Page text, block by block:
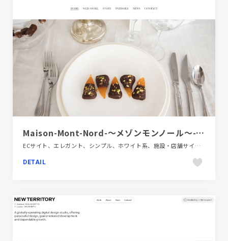
Maison-Mont-Nord-〜メゾンモンノール〜-おしゃれでモードなチョコレート
ECサイト、エレガント、シンプル、ホワイト系、施設・店舗サイト、飲料・食品
DETAIL